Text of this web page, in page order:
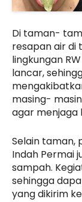
Di taman-
resapan air di
lingkungan
lancar,
masing-
agar menjaga
Selain taman,
Indah Permai
sampah.
sehingga
yang dikirim ke